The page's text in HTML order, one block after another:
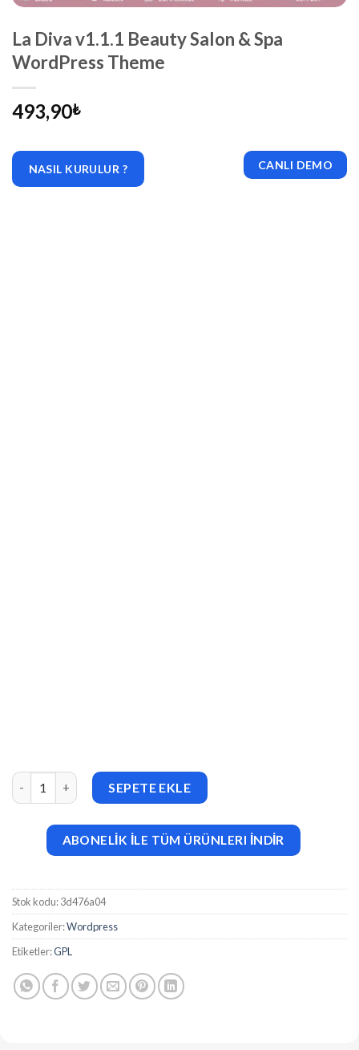
La Diva v1.1.1 Beauty Salon & Spa
WordPress Theme
493,90₺
NASIL KURULUR ? CANLI DEMO
La Diva v1.1.1 Beauty Salon & Spa WordPress Theme adet
SEPETE EKLE
ABONELİK İLE TÜM ÜRÜNLERI İNDİR
Stok kodu:3d476a04
Kategoriler:Wordpress
Etiketler:GPL